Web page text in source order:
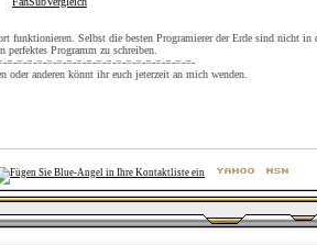
funktionieren. Selbst die besten Programierer der Erde sind nicht in
perfektes Programm zu schreiben.
=-=-=-=-=-=-=-=-=-=-=-=-=-=-=-=-=-=-=-
oder anderen könnt ihr euch jeterzeit an mich wenden.